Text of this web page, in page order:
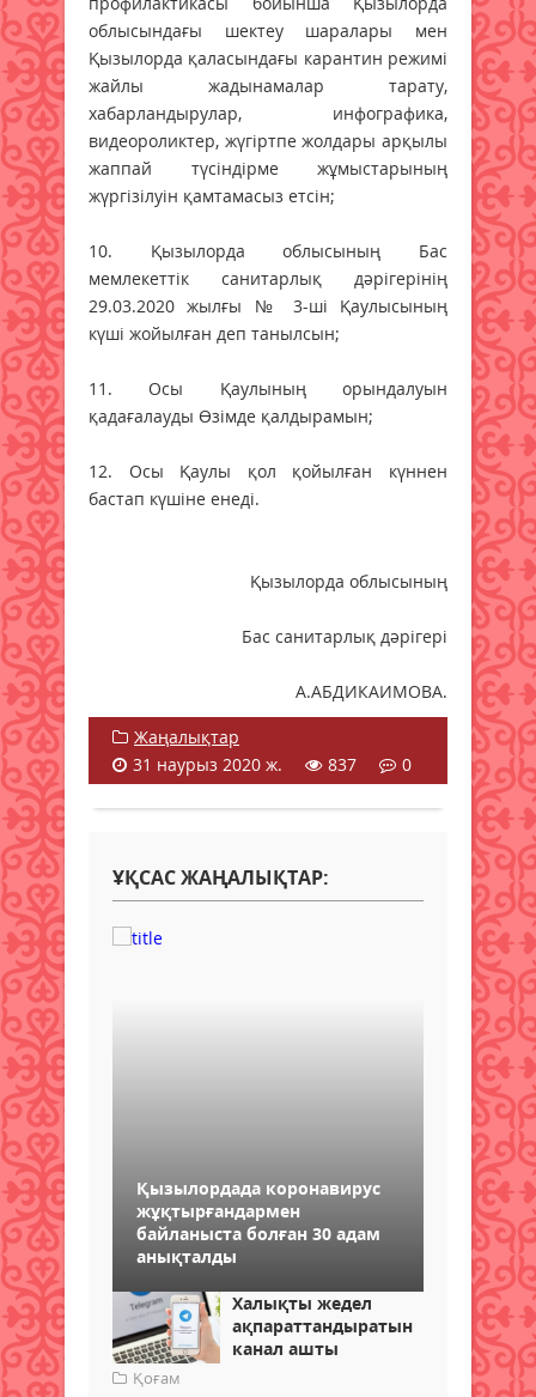
облысындағы шектеу шаралары мен
Қызылорда қаласындағы карантин режимі
жайлы жадынамалар тарату,
хабарландырулар, инфографика,
видеороликтер, жүгіртпе жолдары арқылы
жаппай түсіндірме жұмыстарының
жүргізілуін қамтамасыз етсін;
10. Қызылорда облысының Бас
мемлекеттік санитарлық дәрігерінің
29.03.2020 жылғы № 3-ші Қаулысының
күші жойылған деп танылсын;
11. Осы Қаулының орындалуын
қадағалауды Өзімде қалдырамын;
12. Осы Қаулы қол қойылған күннен
бастап күшіне енеді.
Қызылорда облысының
Бас санитарлық дәрігері
А.АБДИКАИМОВА.
Жаңалықтар
31 наурыз 2020 ж.
837 0
ҰҚСАС ЖАҢАЛЫҚТАР:
Қызылордада коронавирус
жұқтырғандармен
байланыста болған 30 адам
анықталды
Халықты жедел
ақпараттандыратын
канал ашты
Қоғам